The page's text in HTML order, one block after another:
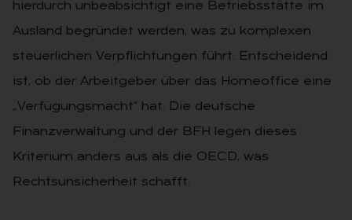
hierdurch unbeabsichtigt eine Betriebsstätte im
Ausland begründet werden, was zu komplexen
steuerlichen Verpflichtungen führt. Entscheidend
ist, ob der Arbeitgeber über das Homeoffice eine
„Verfügungsmacht“ hat. Die deutsche
Finanzverwaltung und der BFH legen dieses
Kriterium anders aus als die OECD, was
Rechtsunsicherheit schafft.